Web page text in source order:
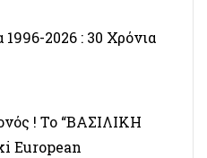
2026 : 30 Χρόνια
! Το “ΒΑΣΙΛΙΚΗ
European